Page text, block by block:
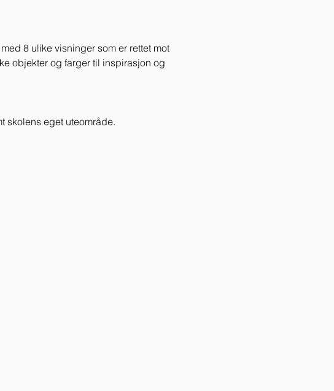
8 ulike visninger som er rettet mot
objekter og farger til inspirasjon og
skolens eget uteområde.